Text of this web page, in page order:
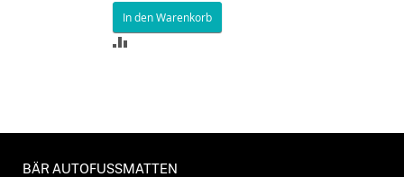
In den Warenkorb
ZUR
BÄR AUTOFUSSMATTEN